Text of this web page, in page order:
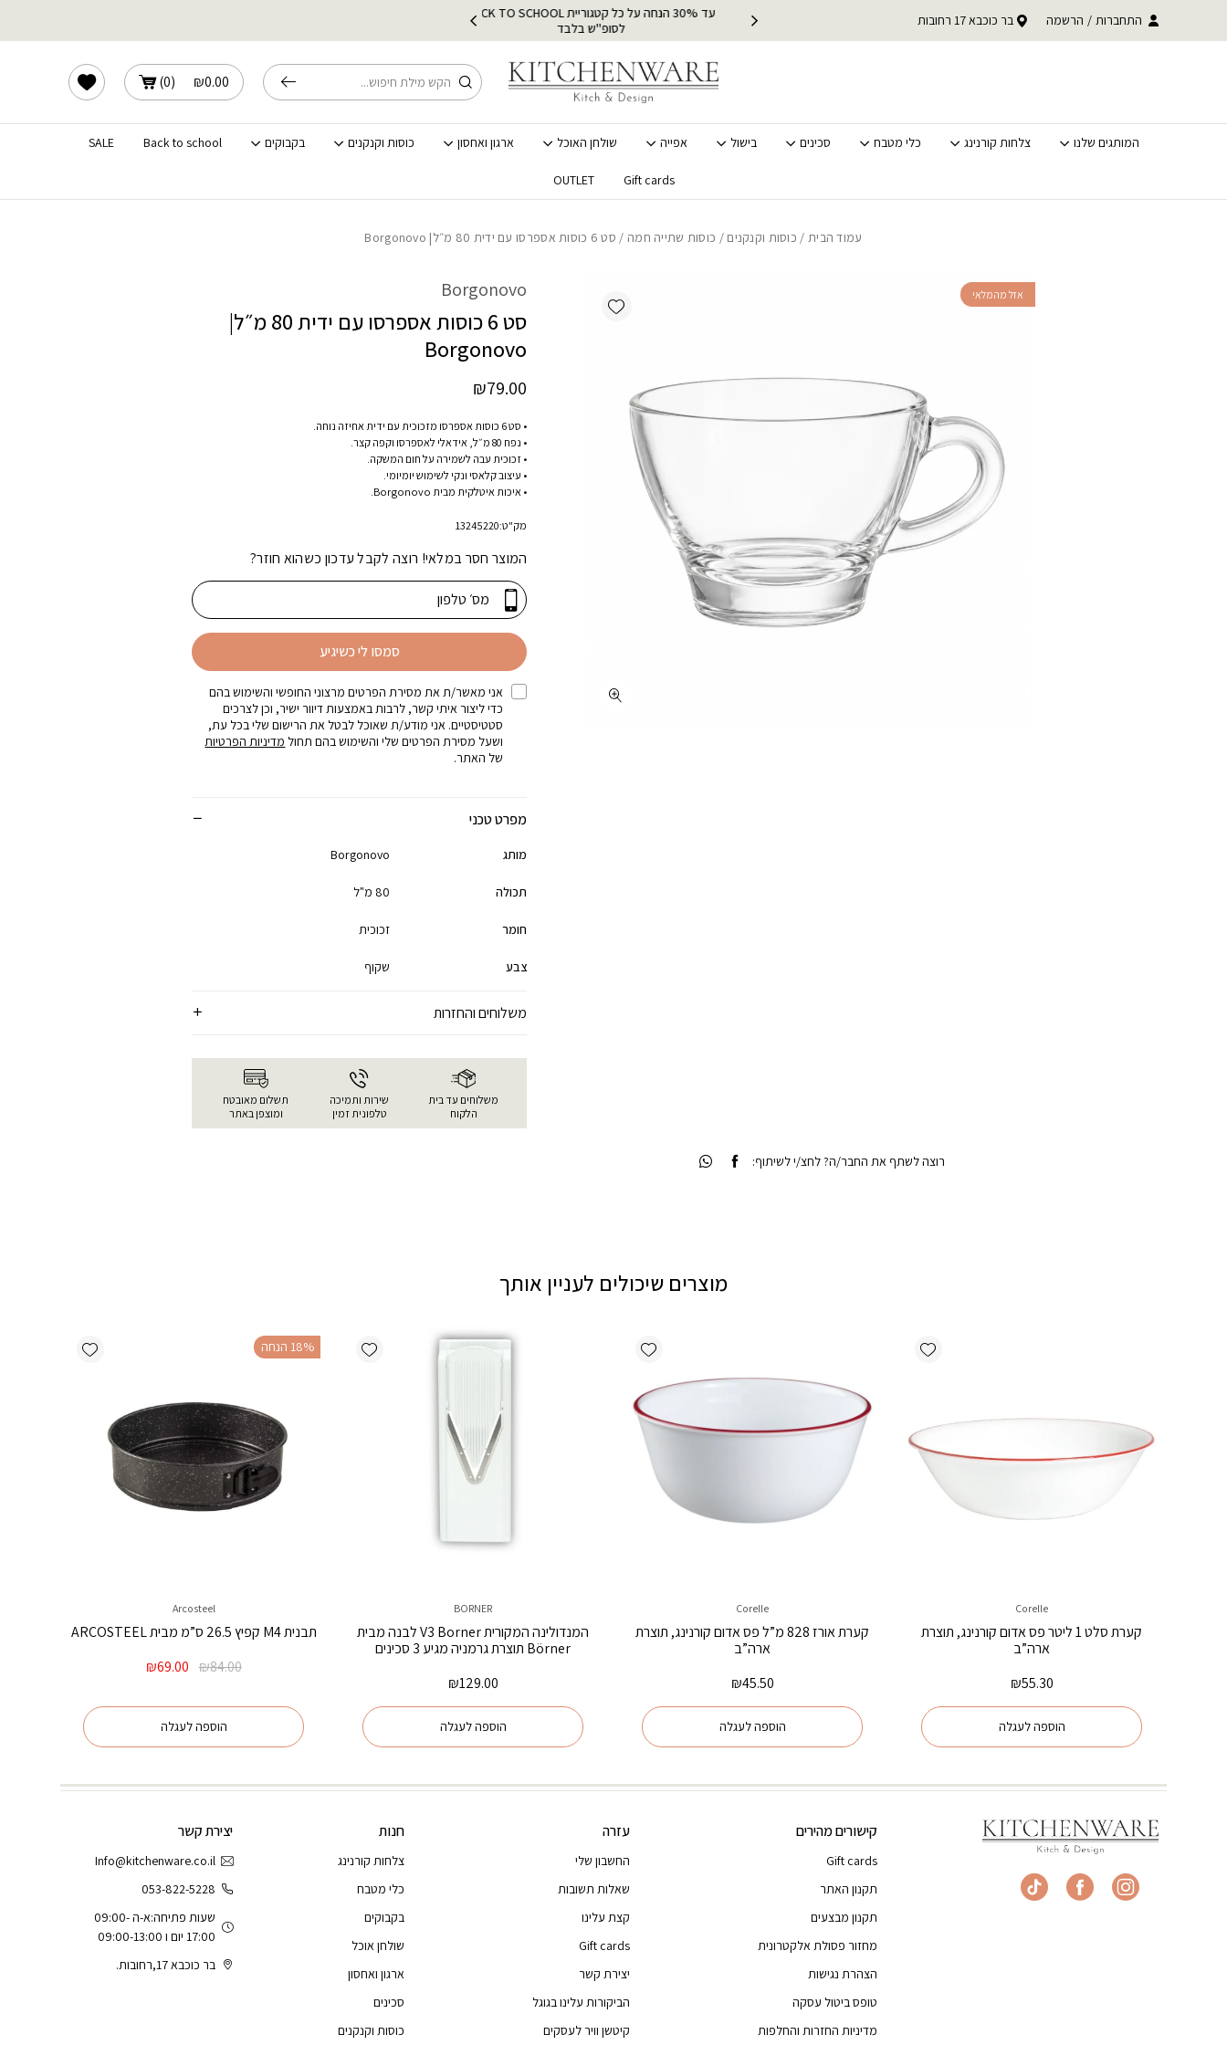
עד 30% הנחה על כל קטגוריית BACK TO SCHOOL
לסופ"ש בלבד
משלוחים מהירים לכל הארץ
עד 30% הנחה על כל קטגוריית BACK TO SCHOOL
לסופ"ש בלבד
התחברות / הרשמה בר כוכבא 17 רחובות
חיפוש ₪0.00
(
0
)
המותגים שלנו צלחות קורנינג כלי מטבח סכינים בישול אפייה שולחן האוכל ארגון ואחסון כוסות וקנקנים בקבוקים Back to school
SALE
Gift cards
OUTLET
עמוד הבית / כוסות וקנקנים / כוסות שתייה חמה / סט 6 כוסות אספרסו עם ידית 80 מ״ל| Borgonovo
Borgonovo
סט 6 כוסות אספרסו עם ידית 80 מ״ל|
Borgonovo
₪79.00
• סט 6 כוסות אספרסו מזכוכית עם ידית אחיזה נוחה.
• נפח 80 מ״ל, אידאלי לאספרסו וקפה קצר.
• זכוכית עבה לשמירה על חום המשקה.
• עיצוב קלאסי ונקי לשימוש יומיומי.
• איכות איטלקית מבית Borgonovo.
מק"ט:13245220
המוצר חסר במלאי! רוצה לקבל עדכון כשהוא חוזר?
סמסו לי כשיגיע
אני מאשר/ת את מסירת הפרטים מרצוני החופשי והשימוש בהם
כדי ליצור איתי קשר, לרבות באמצעות דיוור ישיר, וכן לצרכים
סטטיסטיים. אני מודע/ת שאוכל לבטל את הרישום שלי בכל עת,
ושעל מסירת הפרטים שלי והשימוש בהם תחול מדיניות הפרטיות
של האתר.
מפרט טכני
מותג Borgonovo
תכולה 80 מ"ל
חומר זכוכית
צבע שקוף
משלוחים והחזרות
משלוחים עד בית
הלקוח
שירות ותמיכה
טלפונית זמין
תשלום מאובטח
ומוצפן באתר
אזל מהמלאי Add wishlist
רוצה לשתף את החבר/ה? לחצ/י לשיתוף:
מוצרים שיכולים לעניין אותך
Add wishlist
Corelle
קערת סלט 1 ליטר פס אדום קורנינג, תוצרת
ארה”ב
₪55.30
הוספה לעגלה
Add wishlist
Corelle
קערת אורז 828 מ”ל פס אדום קורנינג, תוצרת
ארה”ב
₪45.50
הוספה לעגלה
Add wishlist
BORNER
המנדולינה המקורית V3 Borner לבנה מבית
Börner תוצרת גרמניה מגיע 3 סכינים
₪129.00
הוספה לעגלה
Add wishlist ‫18% הנחה
Arcosteel
תבנית M4 קפיץ 26.5 ס”מ מבית ARCOSTEEL
₪84.00
המחיר ₪69.00
הוספה לעגלה
קישורים מהירים
Gift cards
תקנון האתר
תקנון מבצעים
מחזור פסולת אלקטרונית
הצהרת נגישות
טופס ביטול עסקה
מדיניות החזרות והחלפות
עזרה
החשבון שלי
שאלות תשובות
קצת עלינו
Gift cards
יצירת קשר
הביקורות עלינו בגוגל
קיטשן וויר לעסקים
חנות
צלחות קורנינג
כלי מטבח
בקבוקים
שולחן אוכל
ארגון ואחסון
סכינים
כוסות וקנקנים
יצירת קשר
Info@kitchenware.co.il
053-822-5228
שעות פתיחה:א-ה 09:00-
17:00 יום ו 09:00-13:00
בר כוכבא 17,רחובות.